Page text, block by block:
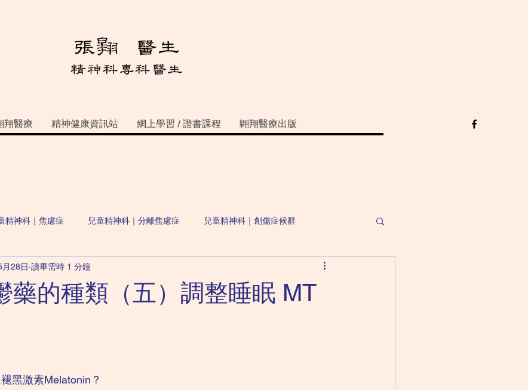
翔醫療 精神健康資訊站 網上學習 / 證書課程 翺翔醫療出版
精神科｜焦慮症 兒童精神科｜分離焦慮症 兒童精神科｜創傷症候群
強迫症 成人精神科｜抑鬱症 成人精神科｜思覺失調
藥的種類（五）調整睡眠 MT
28日 讀畢需時 1 分鐘
黑激素Melatonin？